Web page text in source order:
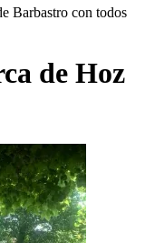
Barbastro con todos
de Hoz